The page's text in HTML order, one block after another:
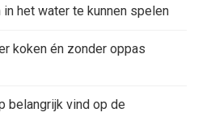
het water te kunnen spelen
koken én zonder oppas
belangrijk vind op de